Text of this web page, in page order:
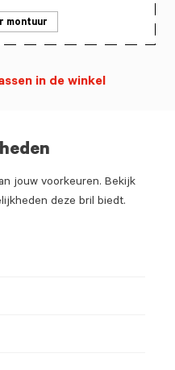
jouw voorkeuren. Bekijk
deze bril biedt.
montuur
in de winkel